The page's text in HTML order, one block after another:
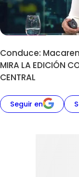
Conduce:
MIRA LA EDICIÓN
CENTRAL
Seguir en